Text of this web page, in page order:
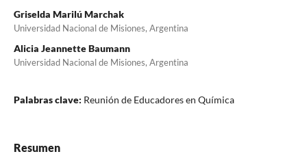
Griselda Marilú Marchak
Universidad Nacional de Misiones, Argentina
Alicia Jeannette Baumann
Universidad Nacional de Misiones, Argentina
Palabras clave: Reunión de Educadores en Química
Resumen